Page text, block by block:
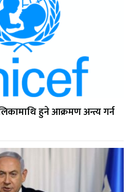
हुने आक्रमण अन्त्य गर्न